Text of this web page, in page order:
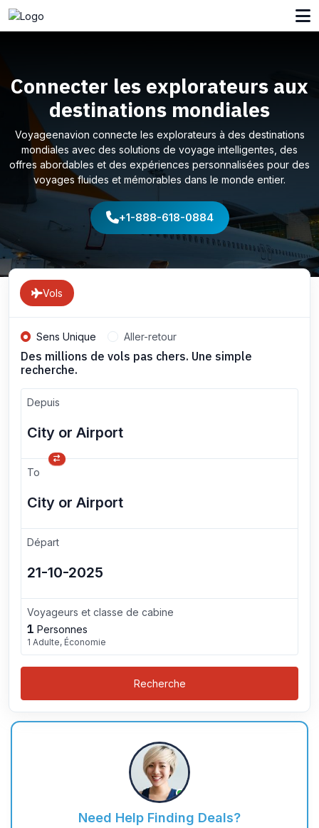
Connecter les explorateurs aux
destinations mondiales
Voyageenavion connecte les explorateurs à des destinations
mondiales avec des solutions de voyage intelligentes, des
offres abordables et des expériences personnalisées pour des
voyages fluides et mémorables dans le monde entier.
+1-888-618-0884
Vols
Sens Unique Aller-retour
Des millions de vols pas chers. Une simple
recherche.
Depuis
To
Départ
Voyageurs et classe de cabine
1 Personnes
1 Adulte, Économie
Recherche
Need Help Finding Deals?